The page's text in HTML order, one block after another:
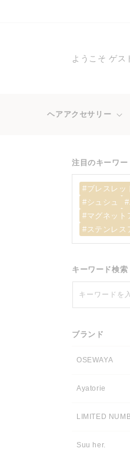
ようこそ ゲス
ヘアアクセサリー
注目のキーワー
#ブレスレッ
#シュシュ
#マグネット
#ステンレス
キーワード検索
キーワードを
ブランド
OSEWAYA
Ayatorie
LIMITED
Suu her.